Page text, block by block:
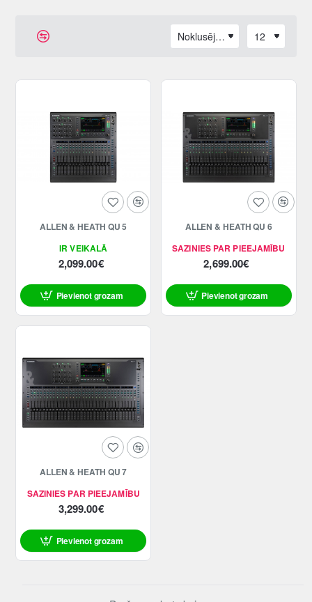
IR VEIKALĀ
ALLEN & HEATH QU 5
2,099.00€
Pievienot grozam
SAZINIES PAR PIEEJAMĪBU
ALLEN & HEATH QU 6
2,699.00€
Pievienot grozam
SAZINIES PAR PIEEJAMĪBU
ALLEN & HEATH QU 7
3,299.00€
Pievienot grozam